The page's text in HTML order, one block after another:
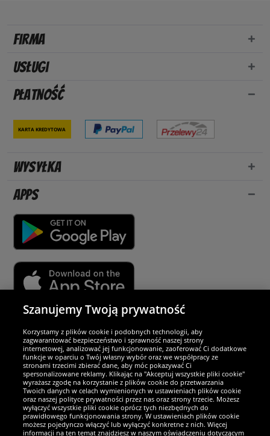
Firma
Usługi
Płatność
Karta kredytowa
Wysyłka
Apps
Partnerzy i bezpieczeństwo
Jesteśmy wyjątkowi
Szanujemy Twoją prywatność
Korzystamy z plików cookie i podobnych technologii, aby
zagwarantować bezpieczeństwo i sprawność naszej strony
internetowej, analizować jej funkcjonowanie, zaoferować Ci dodatkowe
funkcje w oparciu o Twój własny wybór oraz we współpracy ze
stronami trzecimi zbierać dane, aby móc pokazywać Ci
spersonalizowane reklamy. Klikając na "Akceptuj wszystkie pliki cookie"
wyrażasz zgodę na korzystanie z plików cookie do przetwarzania
Twoich danych w celach wymienionych w ustawieniach plików cookie
oraz naszej polityce prywatności przez nas oraz strony trzecie. Możesz
wyłączyć wszystkie pliki cookie oprócz tych niezbędnych do
prawidłowego funkcjonowania strony. W ustawieniach plików cookie
możesz pojedynczo włączyć lub wyłączyć konkretne z nich. Więcej
informacji na ten temat znajdziesz w naszym oświadczeniu dotyczącym